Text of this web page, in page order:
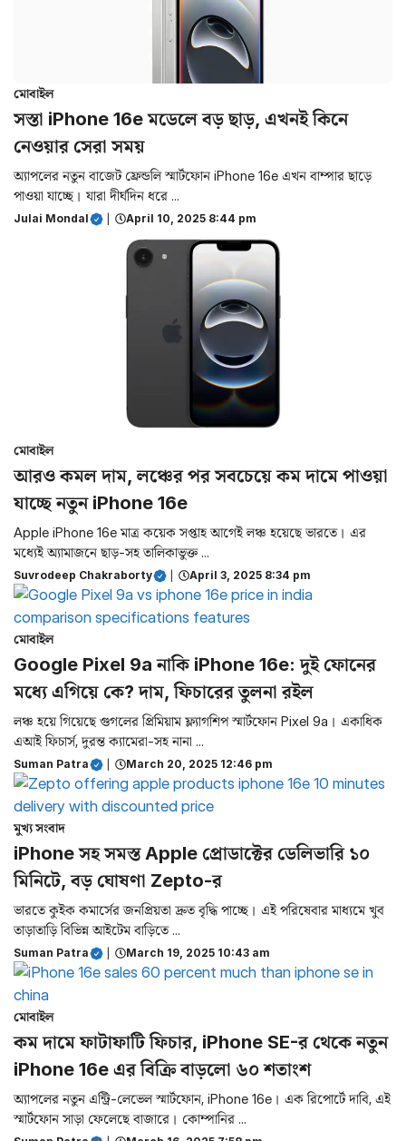
মোবাইল
সস্তা iPhone 16e মডেলে বড় ছাড়, এখনই কিনে
নেওয়ার সেরা সময়
অ্যাপলের নতুন বাজেট ফ্রেন্ডলি স্মার্টফোন iPhone 16e এখন বাম্পার ছাড়ে
পাওয়া যাচ্ছে। যারা দীর্ঘদিন ধরে ...
Julai Mondal April 10, 2025 8:44 pm
মোবাইল
আরও কমল দাম, লঞ্চের পর সবচেয়ে কম দামে পাওয়া
যাচ্ছে নতুন iPhone 16e
Apple iPhone 16e ​​মাত্র কয়েক সপ্তাহ আগেই লঞ্চ হয়েছে ভারতে। এর
মধ্যেই অ্যামাজনে ছাড়-সহ তালিকাভুক্ত ...
Suvrodeep Chakraborty April 3, 2025 8:34 pm
মোবাইল
Google Pixel 9a নাকি iPhone 16e: দুই ফোনের
মধ্যে এগিয়ে কে? দাম, ফিচারের তুলনা রইল
লঞ্চ হয়ে গিয়েছে গুগলের প্রিমিয়াম ফ্ল্যাগশিপ স্মার্টফোন Pixel 9a। একাধিক
এআই ফিচার্স, দুরন্ত ক্যামেরা-সহ নানা ...
Suman Patra March 20, 2025 12:46 pm
মুখ্য সংবাদ
iPhone সহ সমস্ত Apple প্রোডাক্টের ডেলিভারি ১০
মিনিটে, বড় ঘোষণা Zepto-র
ভারতে কুইক কমার্সের জনপ্রিয়তা দ্রুত বৃদ্ধি পাচ্ছে। এই পরিষেবার মাধ্যমে খুব
তাড়াতাড়ি বিভিন্ন আইটেম বাড়িতে ...
Suman Patra March 19, 2025 10:43 am
মোবাইল
কম দামে ফাটাফাটি ফিচার, iPhone SE-র থেকে নতুন
iPhone 16e এর বিক্রি বাড়লো ৬০ শতাংশ
অ্যাপলের নতুন এন্ট্রি-লেভেল স্মার্টফোন, iPhone 16e। এক রিপোর্টে দাবি, এই
স্মার্টফোন সাড়া ফেলেছে বাজারে। কোম্পানির ...